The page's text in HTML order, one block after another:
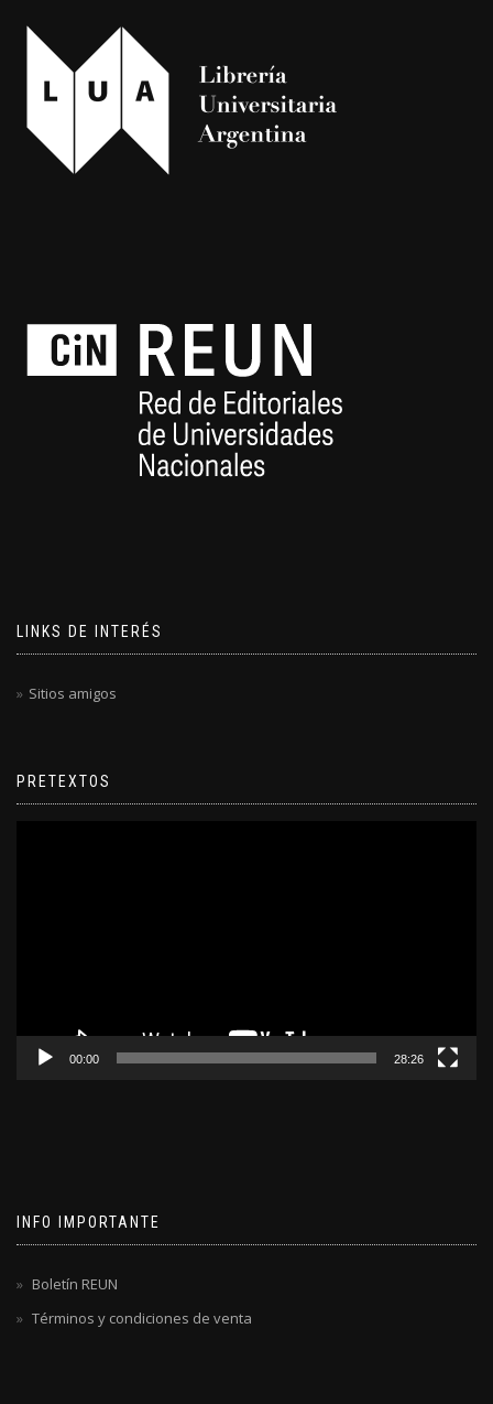
LINKS DE INTERÉS
Sitios amigos
PRETEXTOS
00:00 28:26
INFO IMPORTANTE
Boletín REUN
Términos y condiciones de venta